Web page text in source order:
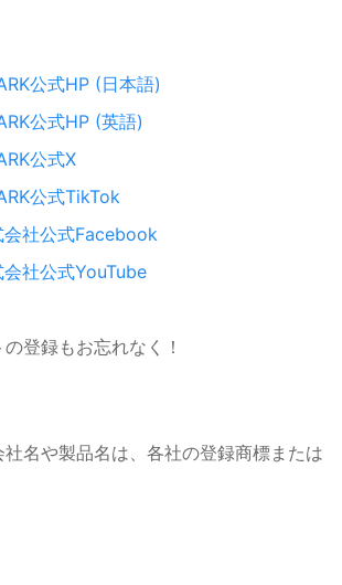
公式HP (日本語)
公式HP (英語)
公式X
公式TikTok
会社公式Facebook
会社公式YouTube
登録もお忘れなく！
名や製品名は、各社の登録商標または